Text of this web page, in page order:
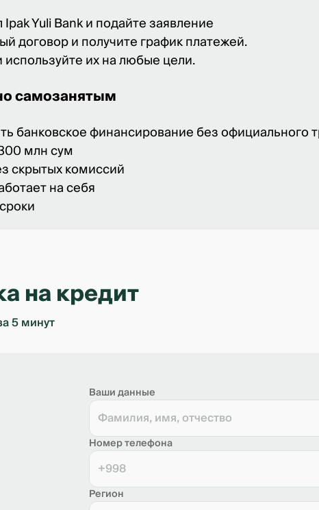
Yuli Bank и подайте заявление
договор и получите график платежей.
используйте их на любые цели.
самозанятым
банковское финансирование без официального
млн сум
скрытых комиссий
на себя
на кредит
5 минут
Ваши данные
Номер телефона
+998
Регион